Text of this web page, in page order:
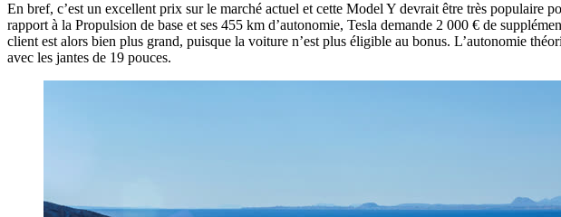
En bref, c’est un excellent prix sur le marché actuel et cette Model Y devrait être très populaire
rapport à la Propulsion de base et ses 455 km d’autonomie, Tesla demande 2 000 € de
client est alors bien plus grand, puisque la voiture n’est plus éligible au bonus. L’autonomie
avec les jantes de 19 pouces.